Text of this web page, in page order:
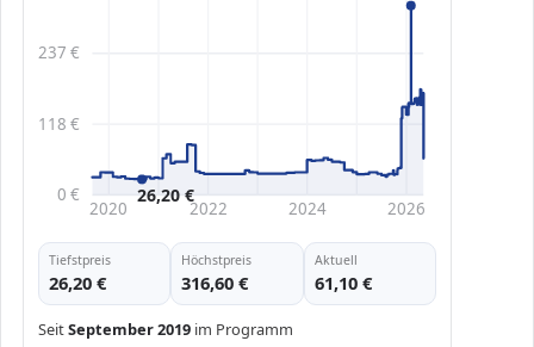
0 €
118 €
237 €
2020 2022 2024 2026
26,20 €
Tiefstpreis
26,20 €
Höchstpreis
316,60 €
Aktuell
61,10 €
SeitSeptember 2019 im Programm